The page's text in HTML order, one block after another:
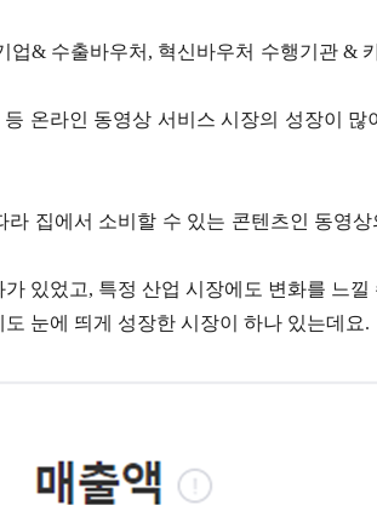
& 수출바우처, 혁신바우처 수행기관 &
온라인 동영상 서비스 시장의 성장이 많
집에서 소비할 수 있는 콘텐츠인 동영
있었고, 특정 산업 시장에도 변화를 느낄
눈에 띄게 성장한 시장이 하나 있는데요.